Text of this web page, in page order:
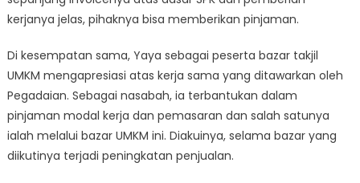
kerjanya jelas, pihaknya bisa memberikan pinjaman.
Di kesempatan sama, Yaya sebagai peserta bazar takjil
UMKM mengapresiasi atas kerja sama yang ditawarkan oleh
Pegadaian. Sebagai nasabah, ia terbantukan dalam
pinjaman modal kerja dan pemasaran dan salah satunya
ialah melalui bazar UMKM ini. Diakuinya, selama bazar yang
diikutinya terjadi peningkatan penjualan.